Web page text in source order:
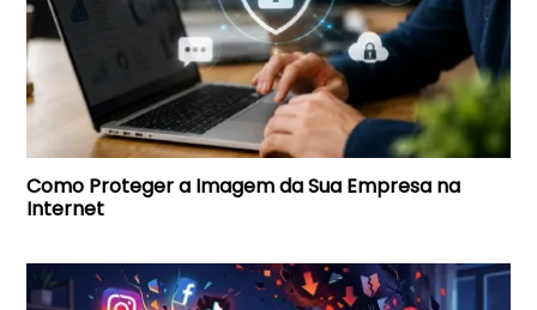
Como Proteger a Imagem da Sua Empresa na
Internet